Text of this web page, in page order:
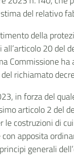
del relativo
della
20
Commissione
richiamato
in forza del
articolo 2 del
costruzioni di
apposita
generali